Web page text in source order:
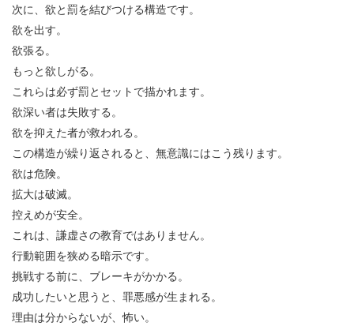
次に、欲と罰を結びつける構造です。
欲を出す。
欲張る。
もっと欲しがる。
これらは必ず罰とセットで描かれます。
欲深い者は失敗する。
欲を抑えた者が救われる。
この構造が繰り返されると、無意識にはこう残ります。
欲は危険。
拡大は破滅。
控えめが安全。
これは、謙虚さの教育ではありません。
行動範囲を狭める暗示です。
挑戦する前に、ブレーキがかかる。
成功したいと思うと、罪悪感が生まれる。
理由は分からないが、怖い。